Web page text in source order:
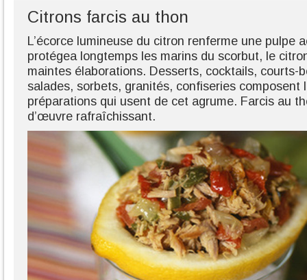
Citrons farcis au thon
L’écorce lumineuse du citron renferme une pulpe
protégea longtemps les marins du scorbut, le
maintes élaborations. Desserts, cocktails, courts-
salades, sorbets, granités, confiseries composent
préparations qui usent de cet agrume. Farcis au
d’œuvre rafraîchissant.